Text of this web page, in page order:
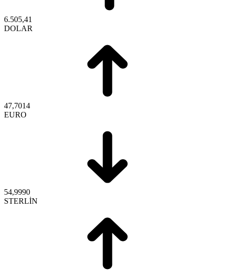
6.505,41
DOLAR
47,7014
EURO
54,9990
STERLİN